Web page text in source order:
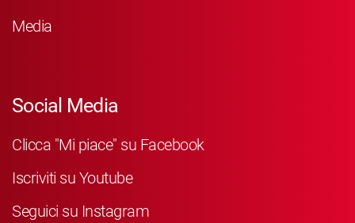
Media
Social Media
Clicca "Mi piace" su Facebook
Iscriviti su Youtube
Seguici su Instagram